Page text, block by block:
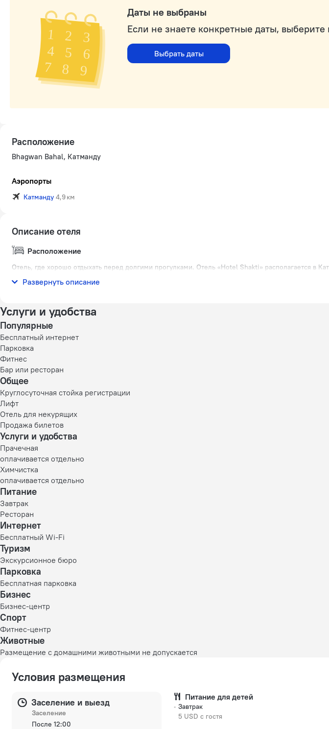
Даты не выбраны
Если не знаете конкретные даты,
Выбрать даты
Расположение
Bhagwan Bahal, Катманду
Аэропорты
Катманду 4,9 км
Описание отеля
Расположение
Отель, где хорошо отдыхать перед долгими прогулками. Отель «Hotel Shakti» располагается в
Развернуть описание
Услуги и удобства
Популярные
Бесплатный интернет
Парковка
Фитнес
Бар или ресторан
Общее
Круглосуточная стойка регистрации
Лифт
Отель для некурящих
Продажа билетов
Услуги и удобства
Прачечная
оплачивается отдельно
Химчистка
оплачивается отдельно
Питание
Завтрак
Ресторан
Интернет
Бесплатный Wi-Fi
Туризм
Экскурсионное бюро
Парковка
Бесплатная парковка
Бизнес
Бизнес-центр
Спорт
Фитнес-центр
Животные
Размещение с домашними животными не допускается
Условия размещения
Заселение и выезд
Заселение
После 12:00
Питание для детей
Завтрак
5 USD c гостя